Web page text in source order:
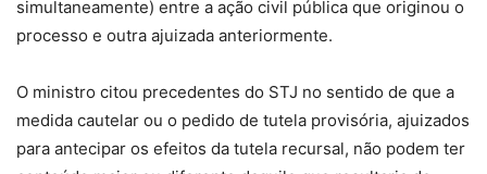
simultaneamente) entre a ação civil pública que originou o
processo e outra ajuizada anteriormente.
O ministro citou precedentes do STJ no sentido de que a
medida cautelar ou o pedido de tutela provisória, ajuizados
para antecipar os efeitos da tutela recursal, não podem ter